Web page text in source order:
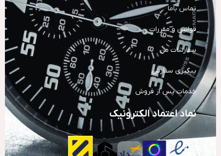
تماس باما
قوانین و مقررات
سفارشات من
پیگیری سفارش
خدمات پس از فروش
نماد اعتماد الکترونیک